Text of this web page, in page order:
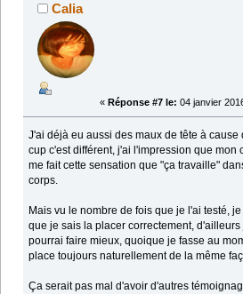
Calia
« Réponse #7 le: 04 janvier
J'ai déjà eu aussi des maux de tête à
cup c'est différent, j'ai l'impression que mon
me fait cette sensation que "ça travaille"
corps.
Mais vu le nombre de fois que je l'ai testé,
que je sais la placer correctement,
pourrai faire mieux, quoique je fasse au
place toujours naturellement de la même
Ça serait pas mal d'avoir d'autres